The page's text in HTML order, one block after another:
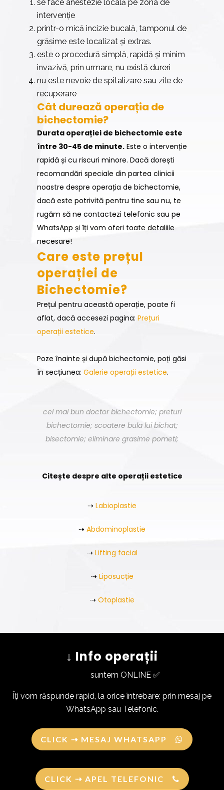
se face anestezie locală pe zona de
intervenție
printr-o mică incizie bucală, tamponul de
grăsime este localizat și extras.
este o procedură simplă, rapidă și minim
invazivă, prin urmare, nu există dureri
nu este nevoie de spitalizare sau zile de
recuperare
Cât durează operația de
bichectomie?
Durata operației de bichectomie este
între 30-45 de minute. Este o intervenție
rapidă și cu riscuri minore. Dacă dorești
recomandări speciale din partea clinicii
noastre despre operația de bichectomie,
dacă este potrivită pentru tine sau nu, te
rugăm să ne contactezi telefonic sau pe
WhatsApp și îți vom oferi toate detaliile
necesare!
Care este prețul
operației de
Bichectomie?
Prețul pentru această operație, poate fi
aflat, dacă accesezi pagina: Prețuri
operații estetice.
Poze înainte și după bichectomie, poți găsi
în secțiunea: Galerie operații estetice.
cel mai bun doctor bichectomie; preturi
bichectomie; scoatere bula lui bichat;
bisectomie; eliminare grasime pometi;
Citește despre alte operații estetice
⇢ Labioplastie
⇢ Abdominoplastie
⇢ Lifting facial
⇢ Liposucție
⇢ Otoplastie
↓ Info operații
suntem ONLINE ✅
Îți vom răspunde rapid, la orice întrebare: prin mesaj pe
WhatsApp sau Telefonic.
CLICK ⇢ MESAJ WHATSAPP
CLICK ⇢ APEL TELEFONIC